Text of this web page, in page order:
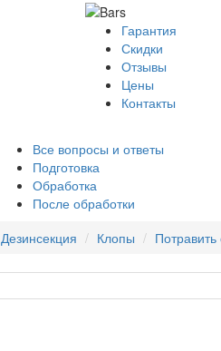
Гарантия
Скидки
Отзывы
Цены
Контакты
Все вопросы и ответы
Подготовка
Обработка
После обработки
Дезинсекция Клопы Потравить